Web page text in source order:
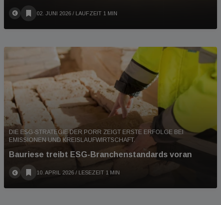
02. JUNI 2026 / LAUFZEIT 1 MIN
DIE ESG-STRATEGIE DER PORR ZEIGT ERSTE ERFOLGE BEI
EMISSIONEN UND KREISLAUFWIRTSCHAFT.
Bauriese treibt ESG-Branchenstandards voran
10. APRIL 2026 / LESEZEIT 1 MIN